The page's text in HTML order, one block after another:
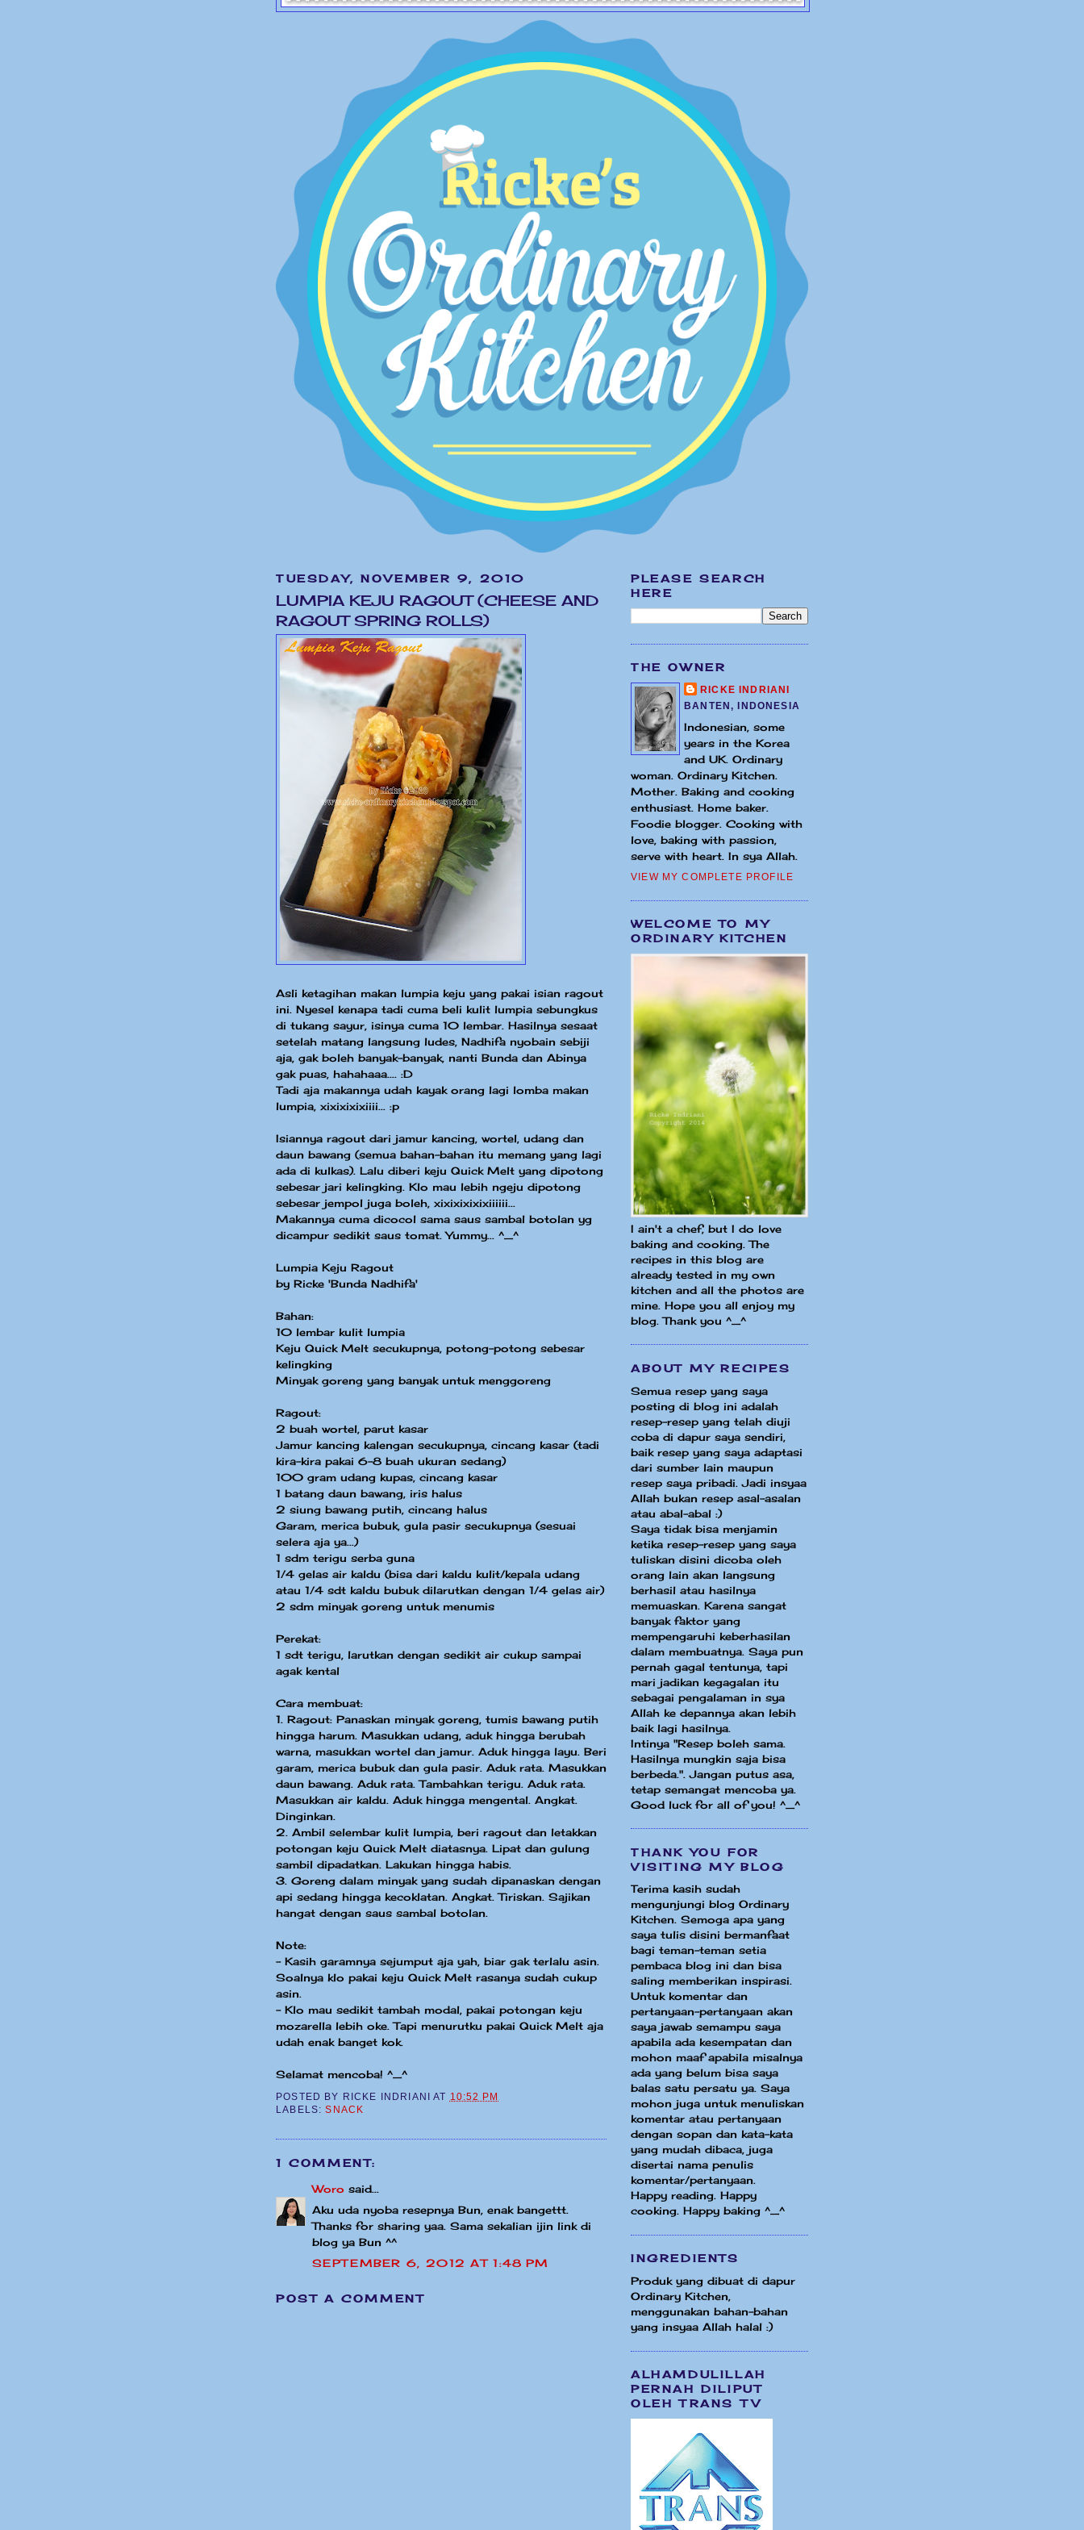
TUESDAY, NOVEMBER 9, 2010
LUMPIA KEJU RAGOUT (CHEESE AND
RAGOUT SPRING ROLLS)
Asli ketagihan makan lumpia keju yang pakai isian ragout
ini. Nyesel kenapa tadi cuma beli kulit lumpia sebungkus
di tukang sayur, isinya cuma 10 lembar. Hasilnya sesaat
setelah matang langsung ludes, Nadhifa nyobain sebiji
aja, gak boleh banyak-banyak, nanti Bunda dan Abinya
gak puas, hahahaaa.... :D
Tadi aja makannya udah kayak orang lagi lomba makan
lumpia, xixixixixiiii... :p
Isiannya ragout dari jamur kancing, wortel, udang dan
daun bawang (semua bahan-bahan itu memang yang lagi
ada di kulkas). Lalu diberi keju Quick Melt yang dipotong
sebesar jari kelingking. Klo mau lebih ngeju dipotong
sebesar jempol juga boleh, xixixixixixiiiiii...
Makannya cuma dicocol sama saus sambal botolan yg
dicampur sedikit saus tomat. Yummy... ^_^
Lumpia Keju Ragout
by Ricke 'Bunda Nadhifa'
Bahan:
10 lembar kulit lumpia
Keju Quick Melt secukupnya, potong-potong sebesar
kelingking
Minyak goreng yang banyak untuk menggoreng
Ragout:
2 buah wortel, parut kasar
Jamur kancing kalengan secukupnya, cincang kasar (tadi
kira-kira pakai 6-8 buah ukuran sedang)
100 gram udang kupas, cincang kasar
1 batang daun bawang, iris halus
2 siung bawang putih, cincang halus
Garam, merica bubuk, gula pasir secukupnya (sesuai
selera aja ya...)
1 sdm terigu serba guna
1/4 gelas air kaldu (bisa dari kaldu kulit/kepala udang
atau 1/4 sdt kaldu bubuk dilarutkan dengan 1/4 gelas air)
2 sdm minyak goreng untuk menumis
Perekat:
1 sdt terigu, larutkan dengan sedikit air cukup sampai
agak kental
Cara membuat:
1. Ragout: Panaskan minyak goreng, tumis bawang putih
hingga harum. Masukkan udang, aduk hingga berubah
warna, masukkan wortel dan jamur. Aduk hingga layu. Beri
garam, merica bubuk dan gula pasir. Aduk rata. Masukkan
daun bawang. Aduk rata. Tambahkan terigu. Aduk rata.
Masukkan air kaldu. Aduk hingga mengental. Angkat.
Dinginkan.
2. Ambil selembar kulit lumpia, beri ragout dan letakkan
potongan keju Quick Melt diatasnya. Lipat dan gulung
sambil dipadatkan. Lakukan hingga habis.
3. Goreng dalam minyak yang sudah dipanaskan dengan
api sedang hingga kecoklatan. Angkat. Tiriskan. Sajikan
hangat dengan saus sambal botolan.
Note:
- Kasih garamnya sejumput aja yah, biar gak terlalu asin.
Soalnya klo pakai keju Quick Melt rasanya sudah cukup
asin.
- Klo mau sedikit tambah modal, pakai potongan keju
mozarella lebih oke. Tapi menurutku pakai Quick Melt aja
udah enak banget kok.
Selamat mencoba! ^_^
POSTED BY RICKE INDRIANI AT 10:52 PM
LABELS:SNACK
1 COMMENT:
Woro said...
Aku uda nyoba resepnya Bun, enak bangettt.
Thanks for sharing yaa. Sama sekalian ijin link di
blog ya Bun ^^
SEPTEMBER 6, 2012 AT 1:48 PM
POST A COMMENT
PLEASE SEARCH
HERE
THE OWNER
RICKE INDRIANI
BANTEN, INDONESIA
Indonesian, some
years in the Korea
and UK. Ordinary
woman. Ordinary Kitchen.
Mother. Baking and cooking
enthusiast. Home baker.
Foodie blogger. Cooking with
love, baking with passion,
serve with heart. In sya Allah.
VIEW MY COMPLETE PROFILE
WELCOME TO MY
ORDINARY KITCHEN
I ain't a chef, but I do love
baking and cooking. The
recipes in this blog are
already tested in my own
kitchen and all the photos are
mine. Hope you all enjoy my
blog. Thank you ^_^
ABOUT MY RECIPES
Semua resep yang saya
posting di blog ini adalah
resep-resep yang telah diuji
coba di dapur saya sendiri,
baik resep yang saya adaptasi
dari sumber lain maupun
resep saya pribadi. Jadi insyaa
Allah bukan resep asal-asalan
atau abal-abal :)
Saya tidak bisa menjamin
ketika resep-resep yang saya
tuliskan disini dicoba oleh
orang lain akan langsung
berhasil atau hasilnya
memuaskan. Karena sangat
banyak faktor yang
mempengaruhi keberhasilan
dalam membuatnya. Saya pun
pernah gagal tentunya, tapi
mari jadikan kegagalan itu
sebagai pengalaman in sya
Allah ke depannya akan lebih
baik lagi hasilnya.
Intinya "Resep boleh sama.
Hasilnya mungkin saja bisa
berbeda.". Jangan putus asa,
tetap semangat mencoba ya.
Good luck for all of you! ^_^
THANK YOU FOR
VISITING MY BLOG
Terima kasih sudah
mengunjungi blog Ordinary
Kitchen. Semoga apa yang
saya tulis disini bermanfaat
bagi teman-teman setia
pembaca blog ini dan bisa
saling memberikan inspirasi.
Untuk komentar dan
pertanyaan-pertanyaan akan
saya jawab semampu saya
apabila ada kesempatan dan
mohon maaf apabila misalnya
ada yang belum bisa saya
balas satu persatu ya. Saya
mohon juga untuk menuliskan
komentar atau pertanyaan
dengan sopan dan kata-kata
yang mudah dibaca, juga
disertai nama penulis
komentar/pertanyaan.
Happy reading. Happy
cooking. Happy baking ^_^
INGREDIENTS
Produk yang dibuat di dapur
Ordinary Kitchen,
menggunakan bahan-bahan
yang insyaa Allah halal :)
ALHAMDULILLAH
PERNAH DILIPUT
OLEH TRANS TV